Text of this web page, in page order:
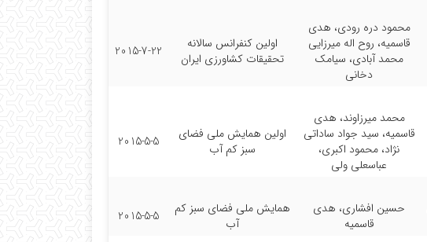
محمود دره رودی، هدی
قاسمیه، روح اله میرزایی
محمد آبادی، سیامک
دخانی
اولین کنفرانس سالانه
تحقیقات کشاورزی ایران
2015-7-22
محمد میرزاوند، هدی
قاسمیه، سید جواد ساداتی
نژاد، محمود اکبری،
عباسعلی ولی
اولین همایش ملی فضای
سبز کم آب
2015-5-5
حسین افشاری، هدی
قاسمیه
همایش ملی فضای سبز کم
آب
2015-5-5